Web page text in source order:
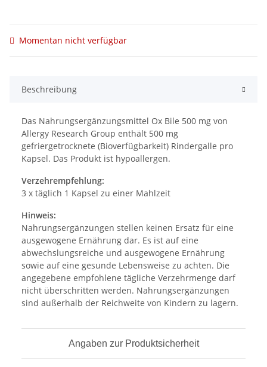
Momentan nicht verfügbar
Beschreibung
Das Nahrungsergänzungsmittel Ox Bile 500 mg von
Allergy Research Group enthält 500 mg
gefriergetrocknete (Bioverfügbarkeit) Rindergalle pro
Kapsel. Das Produkt ist hypoallergen.
Verzehrempfehlung:
3 x täglich 1 Kapsel zu einer Mahlzeit
Hinweis:
Nahrungsergänzungen stellen keinen Ersatz für eine
ausgewogene Ernährung dar. Es ist auf eine
abwechslungsreiche und ausgewogene Ernährung
sowie auf eine gesunde Lebensweise zu achten. Die
angegebene empfohlene tägliche Verzehrmenge darf
nicht überschritten werden. Nahrungsergänzungen
sind außerhalb der Reichweite von Kindern zu lagern.
Angaben zur Produktsicherheit